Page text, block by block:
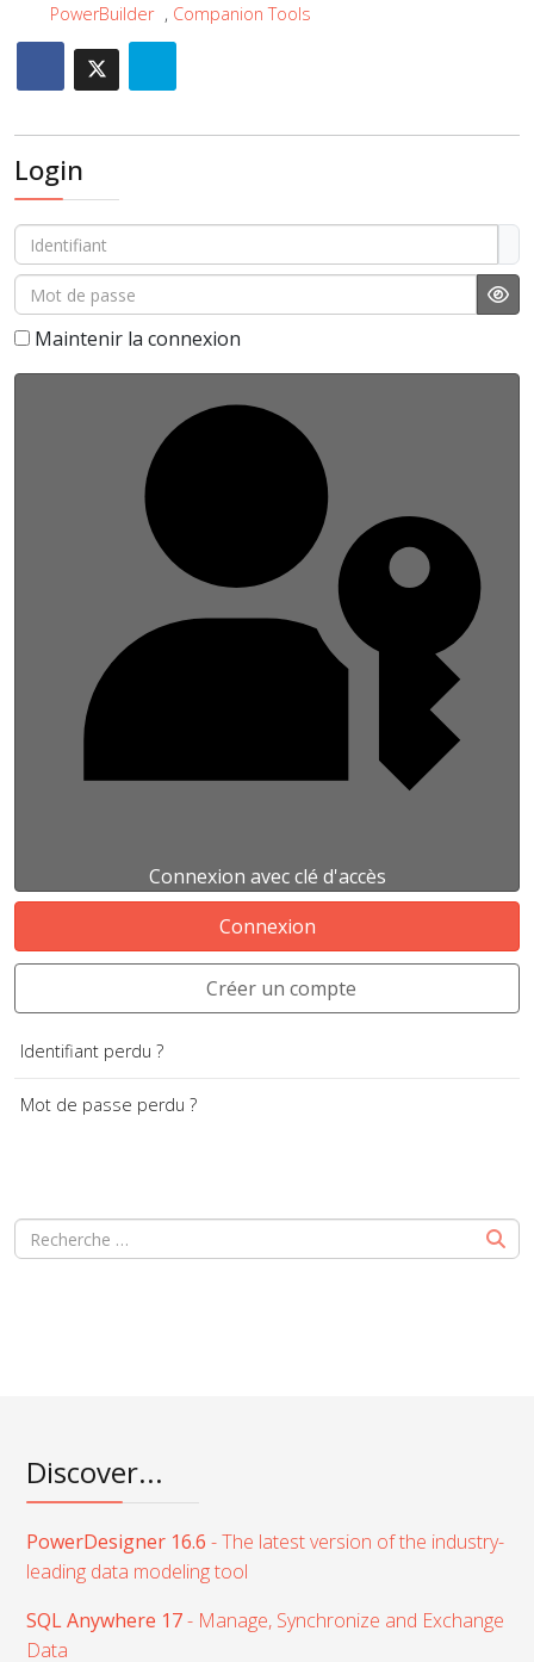
PowerBuilder , Companion Tools
Login
Identifiant
Mot de passe
Maintenir la connexion
Connexion avec clé d'accès
Connexion
Créer un compte
Identifiant perdu ?
Mot de passe perdu ?
Discover...
PowerDesigner 16.6 - The latest version of the industry-
leading data modeling tool
SQL Anywhere 17- Manage, Synchronize and Exchange
Data